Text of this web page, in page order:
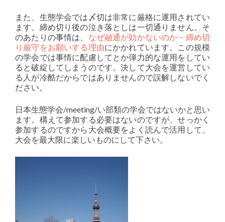
また、生態学会では〆切は非常に厳格に運用されてい
ます。締め切り後の泣き落としは一切通りません。そ
のあたりの事情は、 なぜ融通が効かないのか－締め切
り厳守をお願いする理由にかかれています。この規模
の学会では事情に配慮してとか弾力的な運用をしてい
ると破綻してしまうのです。決して大会を運営してい
る人が冷酷だからではありませんので誤解しないでく
ださい。
日本生態学会/meeting/い部類の学会ではないかと思い
ます。構えて参加する必要はないのですが、せっかく
参加するのですから大会概要をよく読んで活用して、
大会を最大限に楽しいものにして下さい。